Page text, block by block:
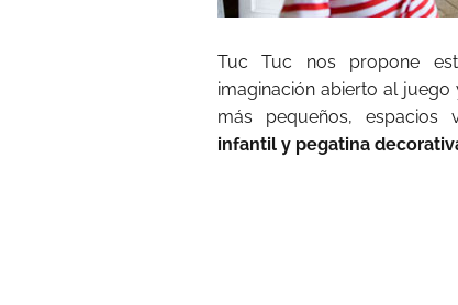
Tuc Tuc nos propone
imaginación abierto al
más pequeños, espacios
infantil y pegatina